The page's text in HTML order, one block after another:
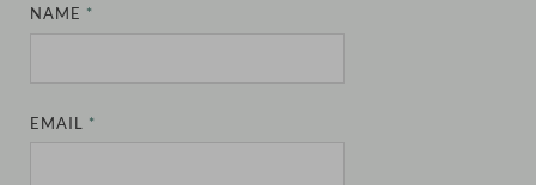
NAME *
EMAIL *